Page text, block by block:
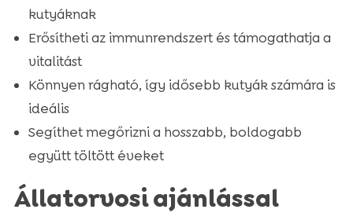
kutyáknak
Erősítheti az immunrendszert és támogathatja a
vitalitást
Könnyen rágható, így idősebb kutyák számára is
ideális
Segíthet megőrizni a hosszabb, boldogabb
együtt töltött éveket
Állatorvosi ajánlással